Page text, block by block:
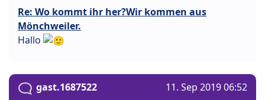
Re: Wo kommt ihr her?Wir kommen aus
Mönchweiler.
Hallo
gast.1687522 11. Sep 2019 06:52